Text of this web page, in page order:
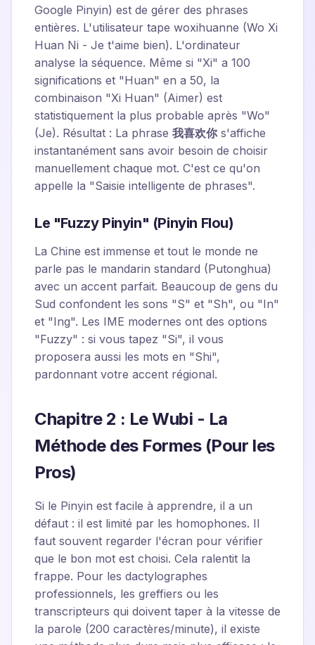
Google Pinyin) est de gérer des phrases
entières. L'utilisateur tape woxihuanne (Wo Xi
Huan Ni - Je t'aime bien). L'ordinateur
analyse la séquence. Même si "Xi" a 100
significations et "Huan" en a 50, la
combinaison "Xi Huan" (Aimer) est
statistiquement la plus probable après "Wo"
(Je). Résultat : La phrase 我喜欢你s'affiche
instantanément sans avoir besoin de choisir
manuellement chaque mot. C'est ce qu'on
appelle la "Saisie intelligente de phrases".
Le "Fuzzy Pinyin" (Pinyin Flou)
La Chine est immense et tout le monde ne
parle pas le mandarin standard (Putonghua)
avec un accent parfait. Beaucoup de gens du
Sud confondent les sons "S" et "Sh", ou "In"
et "Ing". Les IME modernes ont des options
"Fuzzy" : si vous tapez "Si", il vous
proposera aussi les mots en "Shi",
pardonnant votre accent régional.
Chapitre 2 : Le Wubi - La
Méthode des Formes (Pour les
Pros)
Si le Pinyin est facile à apprendre, il a un
défaut : il est limité par les homophones. Il
faut souvent regarder l'écran pour vérifier
que le bon mot est choisi. Cela ralentit la
frappe. Pour les dactylographes
professionnels, les greffiers ou les
transcripteurs qui doivent taper à la vitesse de
la parole (200 caractères/minute), il existe